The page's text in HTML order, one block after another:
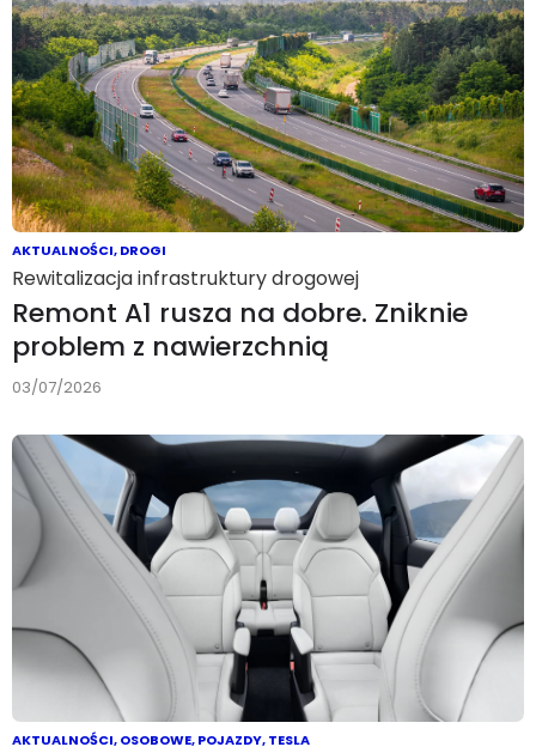
AKTUALNOŚCI,DROGI
Rewitalizacja infrastruktury drogowej
Remont A1 rusza na dobre. Zniknie
problem z nawierzchnią
03/07/2026
AKTUALNOŚCI,OSOBOWE,POJAZDY,TESLA